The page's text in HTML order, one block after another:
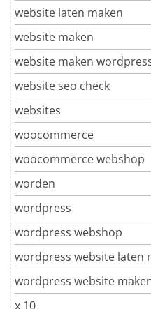
website laten maken
website maken
website maken
website seo check
websites
woocommerce
woocommerce webshop
worden
wordpress
wordpress webshop
wordpress website laten
wordpress website
x 10